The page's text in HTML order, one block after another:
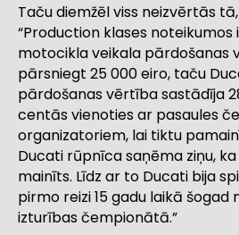
Taču diemžēl viss neizvērtās
“Production klases noteikumos
motocikla veikala pārdošanas
pārsniegt 25 000 eiro, taču
pārdošanas vērtība sastādīja
centās vienoties ar pasaules
organizatoriem, lai tiktu
Ducati rūpnīca saņēma ziņu,
mainīts. Līdz ar to Ducati bija
pirmo reizi 15 gadu laikā
izturības čempionātā.”